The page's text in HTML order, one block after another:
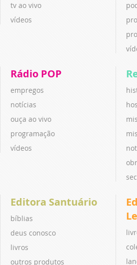
tv ao vivo
vídeos
Rádio POP
empregos
notícias
ouça ao vivo
programação
vídeos
Editora Santuário
bíblias
deus conosco
livros
outros produtos